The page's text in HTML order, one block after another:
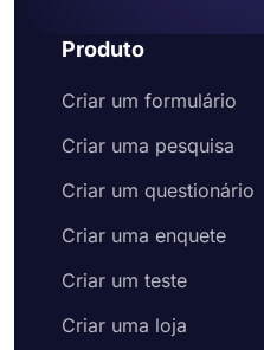
Produto
Criar um formulário
Criar uma pesquisa
Criar um questionário
Criar uma enquete
Criar um teste
Criar uma loja